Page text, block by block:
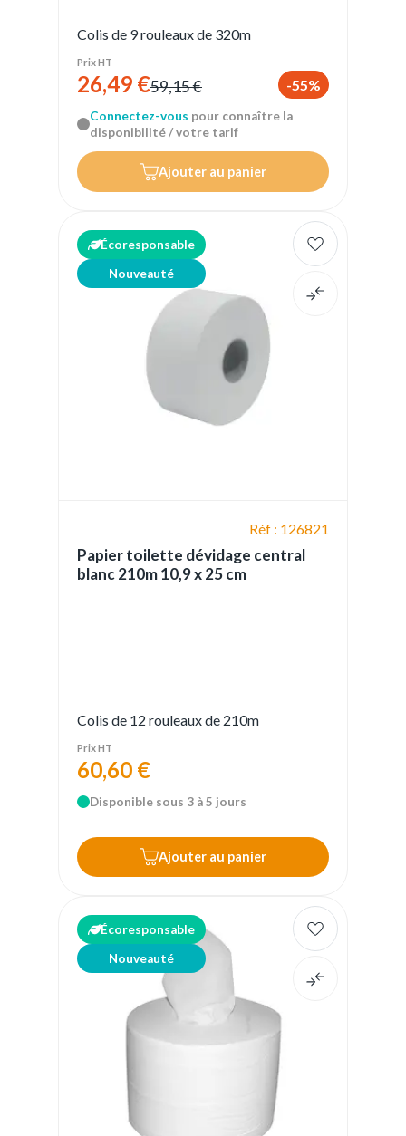
Colis de 9 rouleaux de 320m
Prix HT
26,49 €59,15 € -55%
Connectez-vous pour connaître la
disponibilité / votre tarif
Ajouter au panier
Écoresponsable
Nouveauté
Réf : 126821
Papier toilette dévidage central
blanc 210m 10,9 x 25 cm
Colis de 12 rouleaux de 210m
Prix HT
60,60 €
Disponible sous 3 à 5 jours
Ajouter au panier
Écoresponsable
Nouveauté